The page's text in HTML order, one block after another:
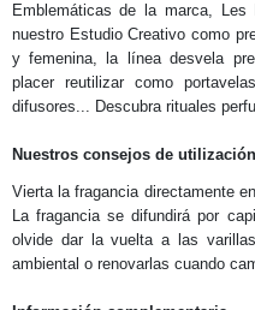
Emblemáticas de la marca, Les
nuestro Estudio Creativo como
y femenina, la línea desvela
placer reutilizar como
difusores... Descubra rituales
Nuestros consejos de utilización
Vierta la fragancia directamente
La fragancia se difundirá por
olvide dar la vuelta a las
ambiental o renovarlas cuando